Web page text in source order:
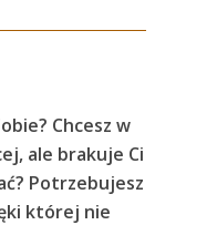
Chcesz w
ale brakuje Ci
Potrzebujesz
której nie